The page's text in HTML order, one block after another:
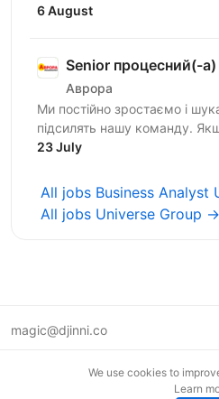
продуктів для бухгалтерів
6 August
Senior процесний(-а)
Аврора
Ми постійно зростаємо і
підсилять нашу команду.
до роботи, наш темп і драйв
23 July
All jobs Business Analyst
All jobs Universe Group →
magic@djinni.co
We use cookies to
Learn